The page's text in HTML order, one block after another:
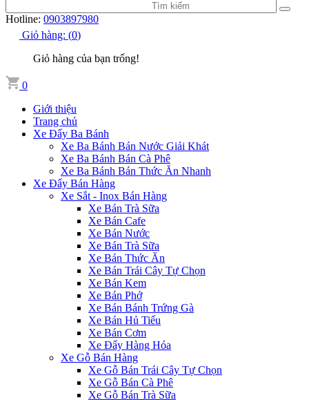
Hotline: 0903897980
Giỏ hàng: (0)
Giỏ hàng của bạn trống!
0
Giới thiệu
Trang chủ
Xe Đẩy Ba Bánh
Xe Ba Bánh Bán Nước Giải Khát
Xe Ba Bánh Bán Cà Phê
Xe Ba Bánh Bán Thức Ăn Nhanh
Xe Đẩy Bán Hàng
Xe Sắt - Inox Bán Hàng
Xe Bán Trà Sữa
Xe Bán Cafe
Xe Bán Nước
Xe Bán Trà Sữa
Xe Bán Thức Ăn
Xe Bán Trái Cây Tự Chọn
Xe Bán Kem
Xe Bán Phở
Xe Bán Bánh Trứng Gà
Xe Bán Hủ Tiếu
Xe Bán Cơm
Xe Đẩy Hàng Hóa
Xe Gỗ Bán Hàng
Xe Gỗ Bán Trái Cây Tự Chọn
Xe Gỗ Bán Cà Phê
Xe Gỗ Bán Trà Sữa